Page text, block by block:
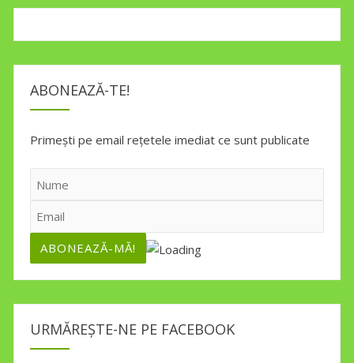
ABONEAZĂ-TE!
Primești pe email rețetele imediat ce sunt publicate
URMĂREȘTE-NE PE FACEBOOK